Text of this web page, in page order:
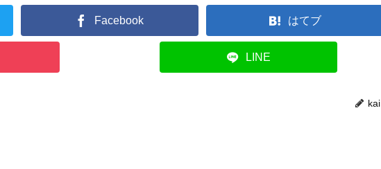
Facebook はてブ
LINE
kai